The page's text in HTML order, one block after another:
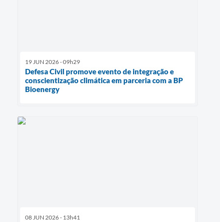
19 JUN 2026 - 09h29
Defesa Civil promove evento de integração e
conscientização climática em parceria com a BP
Bioenergy
08 JUN 2026 - 13h41